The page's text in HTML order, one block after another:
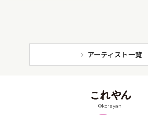
アーティスト一覧
©koreyan